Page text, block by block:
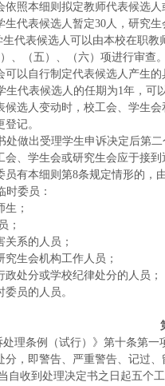
依照本细则拟定教师代表候选
生代表候选人暂定30人，研究
代表候选人可以由本校在职
、（五）、（六）项进行审查
可以自行制定代表候选人产生的
生代表候选人的任期为1年，可
候选人变动时，校工会、学生
记。
处做出受理学生申诉决定后第
会、学生会或研究生会应于接
员有本细则第8条规定情形的，
时委员：
；
；
系的人员；
生会机构工作人员；
政处分或学校纪律处分的人员；
委员的人员。
处理条例（试行）》第十条第
分，即警告、严重警告、记过
自收到处理决定书之日起五个